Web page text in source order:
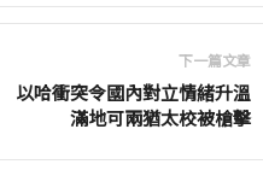
下一篇文章
以哈衝突令國內對立情緒升溫
滿地可兩猶太校被槍擊